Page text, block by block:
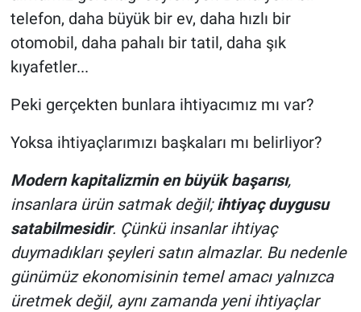
telefon, daha büyük bir ev, daha hızlı bir
otomobil, daha pahalı bir tatil, daha şık
kıyafetler...
Peki gerçekten bunlara ihtiyacımız mı var?
Yoksa ihtiyaçlarımızı başkaları mı belirliyor?
Modern kapitalizmin en büyük başarısı,
insanlara ürün satmak değil;ihtiyaç duygusu
satabilmesidir. Çünkü insanlar ihtiyaç
duymadıkları şeyleri satın almazlar. Bu nedenle
günümüz ekonomisinin temel amacı yalnızca
üretmek değil, aynı zamanda yeni ihtiyaçlar